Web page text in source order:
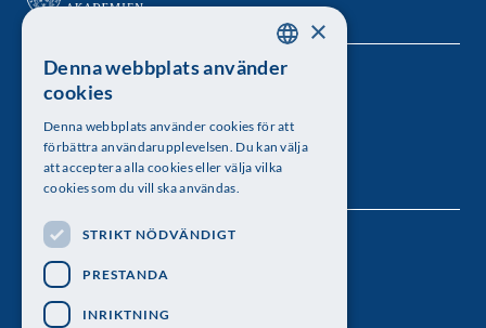
Kungl. Vetenskapsakademien
Besöksadress: Lilla Frescativägen 4A
Telefon: 08-673 95 00
Följ oss
SWEDISH
×
Denna webbplats använder
cookies
Denna webbplats använder cookies för att
förbättra användarupplevelsen. Du kan välja
att acceptera alla cookies eller välja vilka
cookies som du vill ska användas.
STRIKT NÖDVÄNDIGT
PRESTANDA
INRIKTNING